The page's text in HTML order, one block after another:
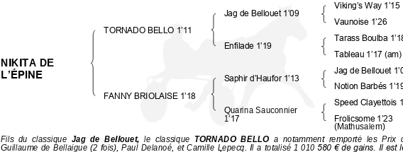
Viking’s Way 1’15
Vaunoise 1’26
Tarass Boulba
Tableau 1’17 (am)
Jag de Bellouet
Notion Barbés
Speed Clayettois
Frolicsome 1’23
(Mathusalem)
NIKITA DE
L’ÉPINE
Fils  du  classique Jag  de  Bellouet, le  classique TORNADO  BELLO a  notamment  remporté  les  Prix
Guillaume de Bellaigue  (2 fois), Paul  Delanoé, et Camille Lepecq. Il  a totalisé 1 010 580 € de gains. Il est
Jag de Bellouet 1’09
Enfilade 1’19
Saphir d’Haufor 1’13
Quarina Sauconnier
1’17
TORNADO BELLO 1’11
FANNY BRIOLAISE 1’18